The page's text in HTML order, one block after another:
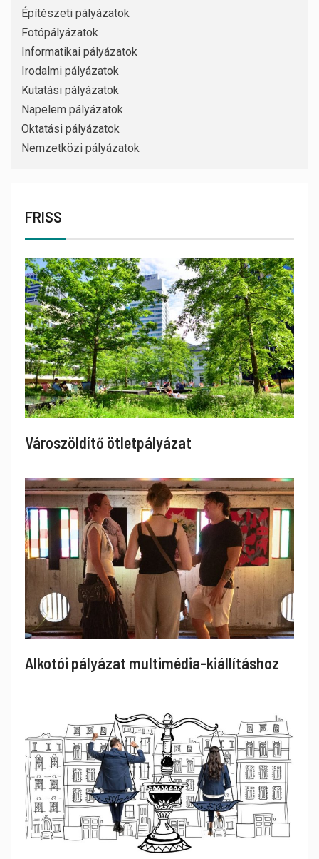
Építészeti pályázatok
Fotópályázatok
Informatikai pályázatok
Irodalmi pályázatok
Kutatási pályázatok
Napelem pályázatok
Oktatási pályázatok
Nemzetközi pályázatok
FRISS
Városzöldítő ötletpályázat
Alkotói pályázat multimédia-kiállításhoz